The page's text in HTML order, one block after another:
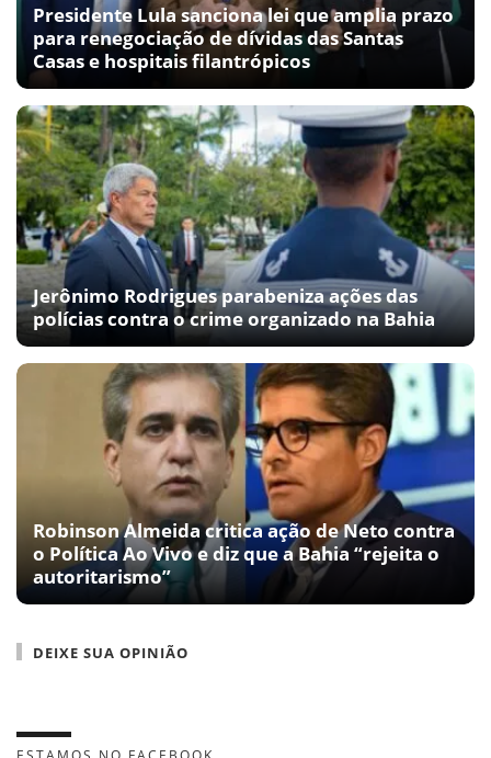
Presidente Lula sanciona lei que amplia prazo
para renegociação de dívidas das Santas
Casas e hospitais filantrópicos
Jerônimo Rodrigues parabeniza ações das
polícias contra o crime organizado na Bahia
Robinson Almeida critica ação de Neto contra
o Política Ao Vivo e diz que a Bahia “rejeita o
autoritarismo”
DEIXE SUA OPINIÃO